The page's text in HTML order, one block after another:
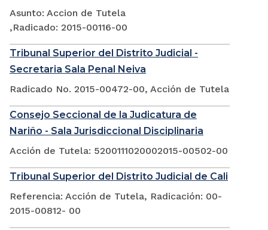
Asunto: Accion de Tutela
,Radicado: 2015-00116-00
Tribunal Superior del Distrito Judicial -
Secretaria Sala Penal Neiva
Radicado No. 2015-00472-00, Acción de Tutela
Consejo Seccional de la Judicatura de
Nariño - Sala Jurisdiccional Disciplinaria
Acción de Tutela: 5200111020002015-00502-00
Tribunal Superior del Distrito Judicial de Cali
Referencia: Acción de Tutela, Radicación: 00-
2015-00812- 00